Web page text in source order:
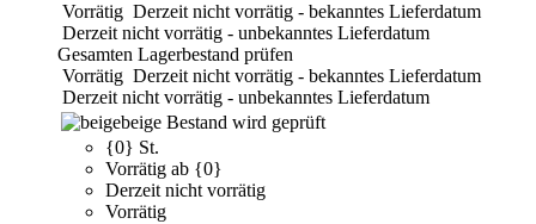
Vorrätig Derzeit nicht vorrätig - bekanntes Lieferdatum
Derzeit nicht vorrätig - unbekanntes Lieferdatum
Gesamten Lagerbestand prüfen
Vorrätig Derzeit nicht vorrätig - bekanntes Lieferdatum
Derzeit nicht vorrätig - unbekanntes Lieferdatum
beige Bestand wird geprüft
{0} St.
Vorrätig ab {0}
Derzeit nicht vorrätig
Vorrätig